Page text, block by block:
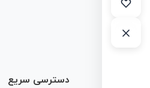
دسترسی سریع